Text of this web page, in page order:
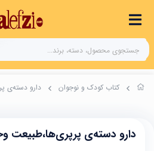
کتاب کودک و نوجوان دارو دسته‌ی
دارو دسته‌ی پرپری‌ها،طبیعت